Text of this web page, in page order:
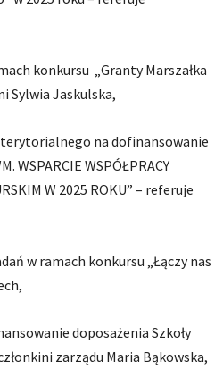
konkursu „Granty Marszałka
Sylwia Jaskulska,
terytorialnego na dofinansowanie
WSPARCIE WSPÓŁPRACY
W 2025 ROKU” – referuje
w ramach konkursu „Łączy nas
doposażenia Szkoły
zarządu Maria Bąkowska,